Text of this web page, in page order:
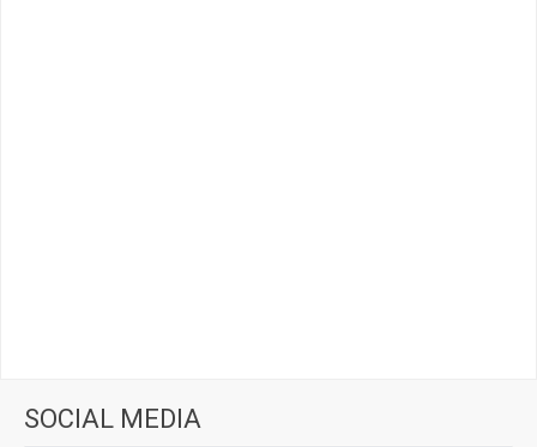
SOCIAL MEDIA